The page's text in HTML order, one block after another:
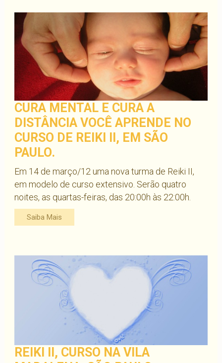
CURA MENTAL E CURA A
DISTÂNCIA VOCÊ APRENDE NO
CURSO DE REIKI II, EM SÃO
PAULO.
Em 14 de março/12 uma nova turma de Reiki II,
em modelo de curso extensivo. Serão quatro
noites, as quartas-feiras, das 20:00h às 22:00h.
Saiba Mais
REIKI II, CURSO NA VILA